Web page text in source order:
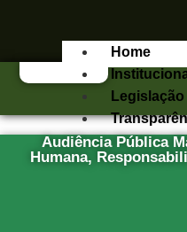
Home
Legislação
e-SIC
Audiência Pública
Humana,